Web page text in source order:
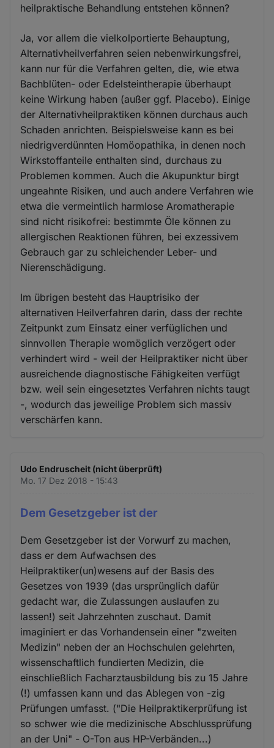
heilpraktische Behandlung entstehen können?
Ja, vor allem die vielkolportierte Behauptung,
Alternativheilverfahren seien nebenwirkungsfrei,
kann nur für die Verfahren gelten, die, wie etwa
Bachblüten- oder Edelsteintherapie überhaupt
keine Wirkung haben (außer ggf. Placebo). Einige
der Alternativheilpraktiken können durchaus auch
Schaden anrichten. Beispielsweise kann es bei
niedrigverdünnten Homöopathika, in denen noch
Wirkstoffanteile enthalten sind, durchaus zu
Problemen kommen. Auch die Akupunktur birgt
ungeahnte Risiken, und auch andere Verfahren wie
etwa die vermeintlich harmlose Aromatherapie
sind nicht risikofrei: bestimmte Öle können zu
allergischen Reaktionen führen, bei exzessivem
Gebrauch gar zu schleichender Leber- und
Nierenschädigung.
Im übrigen besteht das Hauptrisiko der
alternativen Heilverfahren darin, dass der rechte
Zeitpunkt zum Einsatz einer verfüglichen und
sinnvollen Therapie womöglich verzögert oder
verhindert wird - weil der Heilpraktiker nicht über
ausreichende diagnostische Fähigkeiten verfügt
bzw. weil sein eingesetztes Verfahren nichts taugt
-, wodurch das jeweilige Problem sich massiv
verschärfen kann.
Udo Endruscheit (nicht überprüft)
Mo. 17 Dez 2018 - 15:43
Dem Gesetzgeber ist der
Dem Gesetzgeber ist der Vorwurf zu machen,
dass er dem Aufwachsen des
Heilpraktiker(un)wesens auf der Basis des
Gesetzes von 1939 (das ursprünglich dafür
gedacht war, die Zulassungen auslaufen zu
lassen!) seit Jahrzehnten zuschaut. Damit
imaginiert er das Vorhandensein einer "zweiten
Medizin" neben der an Hochschulen gelehrten,
wissenschaftlich fundierten Medizin, die
einschließlich Facharztausbildung bis zu 15 Jahre
(!) umfassen kann und das Ablegen von -zig
Prüfungen umfasst. ("Die Heilpraktikerprüfung ist
so schwer wie die medizinische Abschlussprüfung
an der Uni" - O-Ton aus HP-Verbänden...)